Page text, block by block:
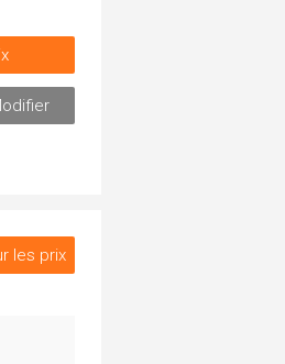
les prix